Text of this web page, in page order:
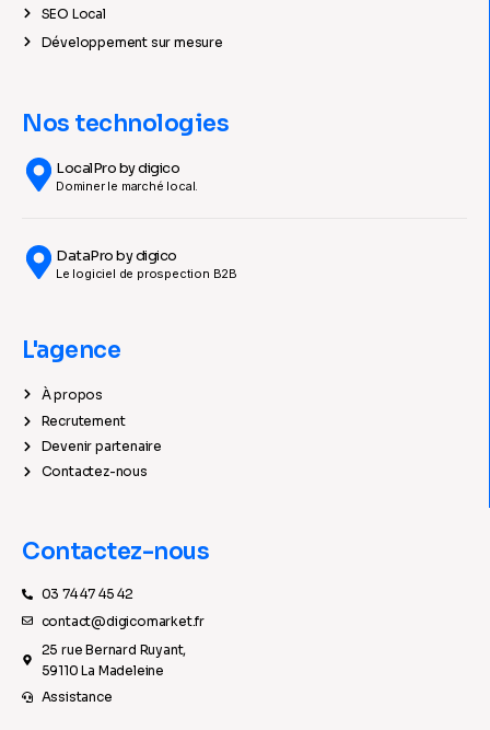
SEO Local
Développement sur mesure
Nos technologies
LocalPro by digico
Dominer le marché local.
DataPro by digico
Le logiciel de prospection B2B
L'agence
À propos
Recrutement
Devenir partenaire
Contactez-nous
Contactez-nous
03 74 47 45 42
contact@digicomarket.fr
25 rue Bernard Ruyant,
59110 La Madeleine
Assistance